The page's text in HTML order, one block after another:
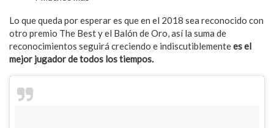
Lo que queda por esperar es que en el 2018 sea reconocido con
otro premio The Best y el Balón de Oro, así la suma de
reconocimientos seguirá creciendo e indiscutiblementees el
mejor jugador de todos los tiempos.